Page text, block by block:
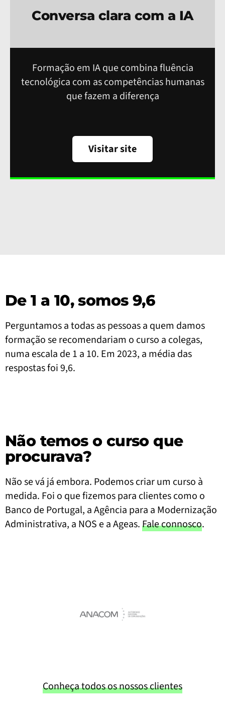
Conversa clara com a IA
Formação em IA que combina fluência
tecnológica com as competências humanas
que fazem a diferença
Visitar site
De 1 a 10, somos 9,6
Perguntamos a todas as pessoas a quem damos
formação se recomendariam o curso a colegas,
numa escala de 1 a 10. Em 2023, a média das
respostas foi 9,6.
Não temos o curso que
procurava?
Não se vá já embora. Podemos criar um curso à
medida. Foi o que fizemos para clientes como o
Banco de Portugal, a Agência para a Modernização
Administrativa, a NOS e a Ageas.Fale connosco.
Conheça todos os nossos clientes